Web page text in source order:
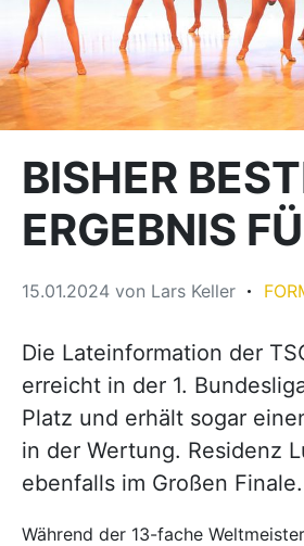
BISHER
ERGEBNIS
15.01.2024 von Lars Keller
Die Lateinformation der
erreicht in der 1.
Platz und erhält sogar
in der Wertung. Residenz
ebenfalls im Großen Finale.
Während der 13-fache